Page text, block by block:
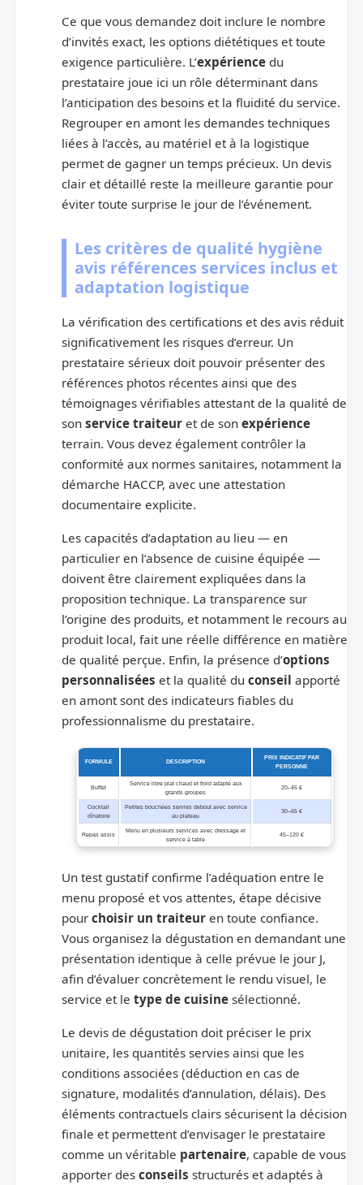
Ce que vous demandez doit inclure le nombre
d’invités exact, les options diététiques et toute
exigence particulière. L’expérience du
prestataire joue ici un rôle déterminant dans
l’anticipation des besoins et la fluidité du service.
Regrouper en amont les demandes techniques
liées à l’accès, au matériel et à la logistique
permet de gagner un temps précieux. Un devis
clair et détaillé reste la meilleure garantie pour
éviter toute surprise le jour de l’événement.
Les critères de qualité hygiène
avis références services inclus et
adaptation logistique
La vérification des certifications et des avis réduit
significativement les risques d’erreur. Un
prestataire sérieux doit pouvoir présenter des
références photos récentes ainsi que des
témoignages vérifiables attestant de la qualité de
son service traiteur et de son expérience
terrain. Vous devez également contrôler la
conformité aux normes sanitaires, notamment la
démarche HACCP, avec une attestation
documentaire explicite.
Les capacités d’adaptation au lieu — en
particulier en l’absence de cuisine équipée —
doivent être clairement expliquées dans la
proposition technique. La transparence sur
l’origine des produits, et notamment le recours au
produit local, fait une réelle différence en matière
de qualité perçue. Enfin, la présence d’options
personnalisées et la qualité du conseil apporté
en amont sont des indicateurs fiables du
professionnalisme du prestataire.
FORMULE DESCRIPTION
PRIX INDICATIF PAR
PERSONNE
Buffet
Service libre plat chaud et froid adapté aux
grands groupes
20–45 €
Cocktail
dînatoire
Petites bouchées servies debout avec service
au plateau
30–65 €
Repas assis
Menu en plusieurs services avec dressage et
service à table
45–120 €
Un test gustatif confirme l’adéquation entre le
menu proposé et vos attentes, étape décisive
pour choisir un traiteur en toute confiance.
Vous organisez la dégustation en demandant une
présentation identique à celle prévue le jour J,
afin d’évaluer concrètement le rendu visuel, le
service et le type de cuisine sélectionné.
Le devis de dégustation doit préciser le prix
unitaire, les quantités servies ainsi que les
conditions associées (déduction en cas de
signature, modalités d’annulation, délais). Des
éléments contractuels clairs sécurisent la décision
finale et permettent d’envisager le prestataire
comme un véritable partenaire, capable de vous
apporter des conseils structurés et adaptés à